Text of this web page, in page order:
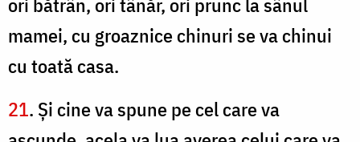
ori bătrân, ori tânăr, ori prunc la sânul
mamei, cu groaznice chinuri se va chinui
cu toată casa.
21. Şi cine va spune pe cel care va